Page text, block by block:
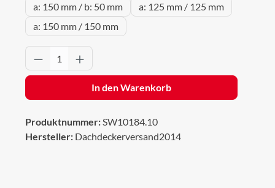
a: 150 mm / b: 50 mm
a: 125 mm / 125 mm
a: 150 mm / 150 mm
Produkt Anzahl: Gib den gewünschten
In den Warenkorb
Produktnummer:SW10184.10
Hersteller: Dachdeckerversand2014